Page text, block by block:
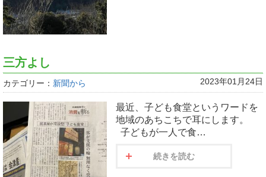
三方よし
カテゴリー： 新聞から 2023年01月24日
最近、子ども食堂というワードを
地域のあちこちで耳にします。
子どもが一人で食…
続きを読む